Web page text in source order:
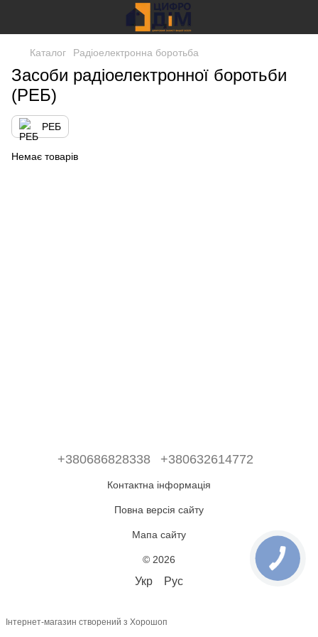
Каталог Радіоелектронна боротьба
Засоби радіоелектронної боротьби
(РЕБ)
РЕБ
Немає товарів
+380686828338 +380632614772
Контактна інформація
Повна версія сайту
Мапа сайту
© 2026
Укр Рус
Інтернет-магазин створений з Хорошоп